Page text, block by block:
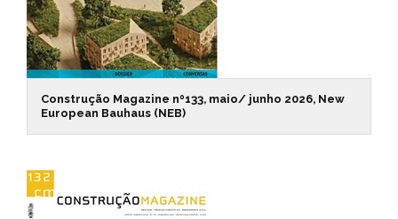
Construção Magazine nº133, maio/ junho 2026, New
European Bauhaus (NEB)